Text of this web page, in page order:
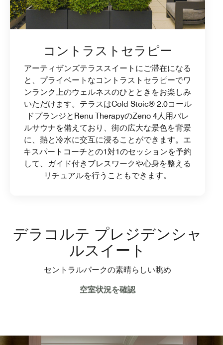
コントラストセラピー
アーティザンズテラススイートにご滞在になる
と、プライベートなコントラストセラピーでワ
ンランク上のウェルネスのひとときをお楽しみ
いただけます。テラスはCold Stoic® 2.0コール
ドプランジとRenu TherapyのZeno 4人用バレ
ルサウナを備えており、街の広大な景色を背景
に、熱と冷水に交互に浸ることができます。エ
キスパートコーチとの1対1のセッションを予約
して、ガイド付きブレスワークや心身を整える
リチュアルを行うこともできます。
デラコルテ プレジデンシャ
ルスイート
セントラルパークの素晴らしい眺め
空室状況を確認